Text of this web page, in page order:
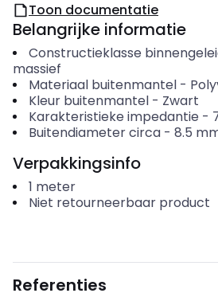
Toon documentatie
Belangrijke informatie
Constructieklasse
massief
Materiaal buitenmantel-
Kleur buitenmantel- Zwart
Karakteristieke impedantie -
Buitendiameter circa- 8.5
Verpakkingsinfo
1 meter
Niet retourneerbaar product
Referenties